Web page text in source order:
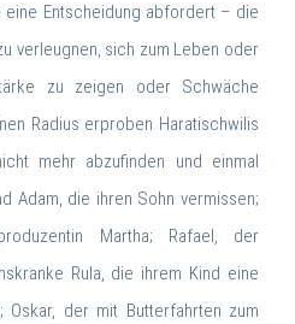
eine Entscheidung abfordert – die
verleugnen, sich zum Leben oder
zu zeigen oder Schwäche
Radius erproben Haratischwilis
mehr abzufinden und einmal
Adam, die ihren Sohn vermissen;
Martha; Rafael, der
Rula, die ihrem Kind eine
der mit Butterfahrten zum